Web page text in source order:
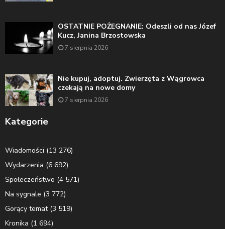
OSTATNIE POŻEGNANIE: Odeszli od nas Józef
Kucz, Janina Brzostowska
7 sierpnia 2026
Nie kupuj, adoptuj. Zwierzęta z Wągrowca
czekają na nowe domy
7 sierpnia 2026
Kategorie
Wiadomości (13 276)
Wydarzenia (6 692)
Społeczeństwo (4 571)
Na sygnale (3 772)
Gorący temat(3 519)
Kronika (1 694)